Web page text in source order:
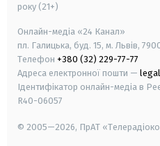
року (21+)
Онлайн-медіа «24 Канал»
пл. Галицька, буд. 15, м. Львів,
Телефон +380 (32) 229-77-77
Адреса електронної пошти —
Ідентифікатор онлайн-медіа в
R40-06057
© 2005—2026, ПрАТ